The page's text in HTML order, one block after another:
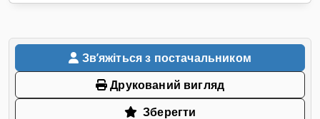
Звʼяжіться з постачальником
Друкований вигляд
Зберегти